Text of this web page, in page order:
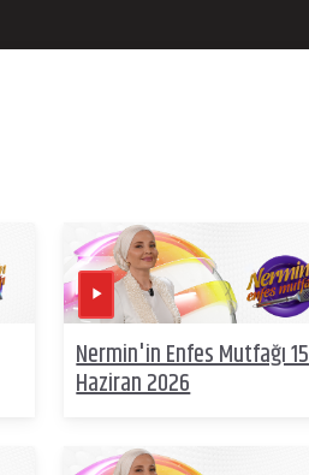
Nermin'in Enfes Mutfağı 15
Haziran 2026